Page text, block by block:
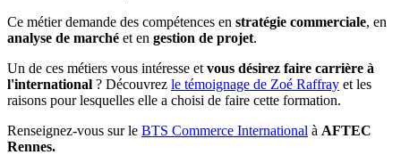
Ce métier demande des compétences en stratégie commerciale, en
analyse de marché et en gestion de projet.
Un de ces métiers vous intéresse et vous désirez faire carrière à
l'international ? Découvrez le témoignage de Zoé Raffray et les
raisons pour lesquelles elle a choisi de faire cette formation.
Renseignez-vous sur le BTS Commerce International à AFTEC
Rennes.